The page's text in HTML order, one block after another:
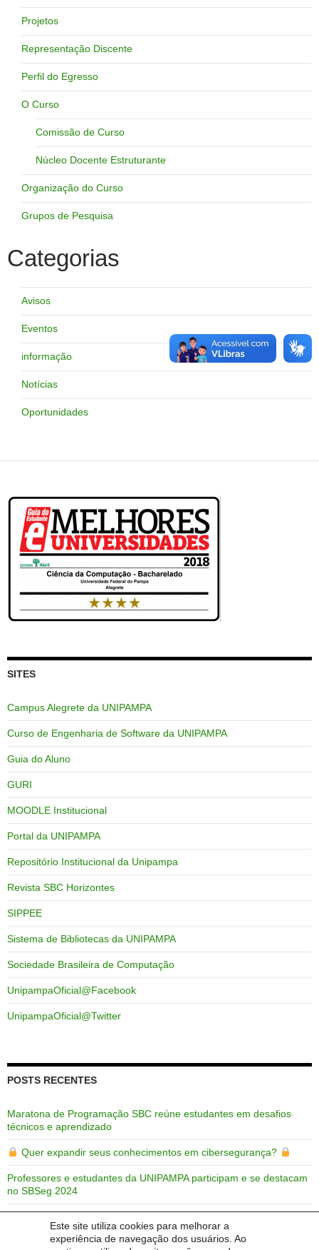
Este site utiliza cookies para melhorar a
experiência de navegação dos usuários. Ao
Projetos
Representação Discente
Perfil do Egresso
O Curso
Comissão de Curso
Núcleo Docente Estruturante
Organização do Curso
Grupos de Pesquisa
Categorias
Avisos
Eventos
informação
Notícias
Oportunidades
SITES
Campus Alegrete da UNIPAMPA
Curso de Engenharia de Software da UNIPAMPA
Guia do Aluno
GURI
MOODLE Institucional
Portal da UNIPAMPA
Repositório Institucional da Unipampa
Revista SBC Horizontes
SIPPEE
Sistema de Bibliotecas da UNIPAMPA
Sociedade Brasileira de Computação
UnipampaOficial@Facebook
UnipampaOficial@Twitter
POSTS RECENTES
Maratona de Programação SBC reúne estudantes em desafios
técnicos e aprendizado
Quer expandir seus conhecimentos em cibersegurança?
Professores e estudantes da UNIPAMPA participam e se destacam
no SBSeg 2024
Trabalhos da Ciência da Computação, Engenharia de Software e
PPGES da UNIPAMPA no SBSeg 2024